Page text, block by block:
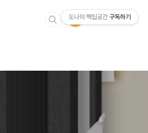
도나의 핵팁공간 구독하기